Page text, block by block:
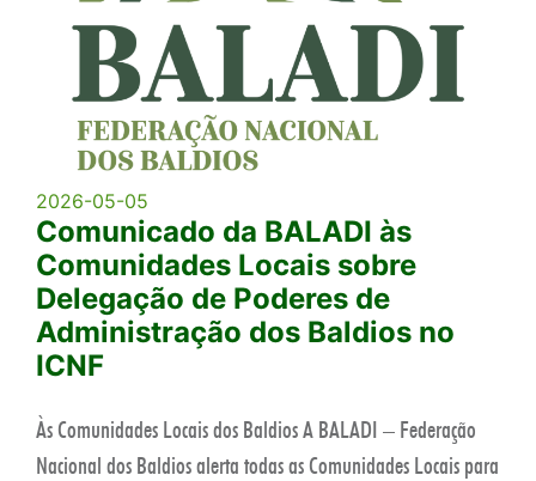
2026-05-05
Comunicado da BALADI às
Comunidades Locais sobre
Delegação de Poderes de
Administração dos Baldios no
ICNF
Às Comunidades Locais dos Baldios A BALADI – Federação
Nacional dos Baldios alerta todas as Comunidades Locais para